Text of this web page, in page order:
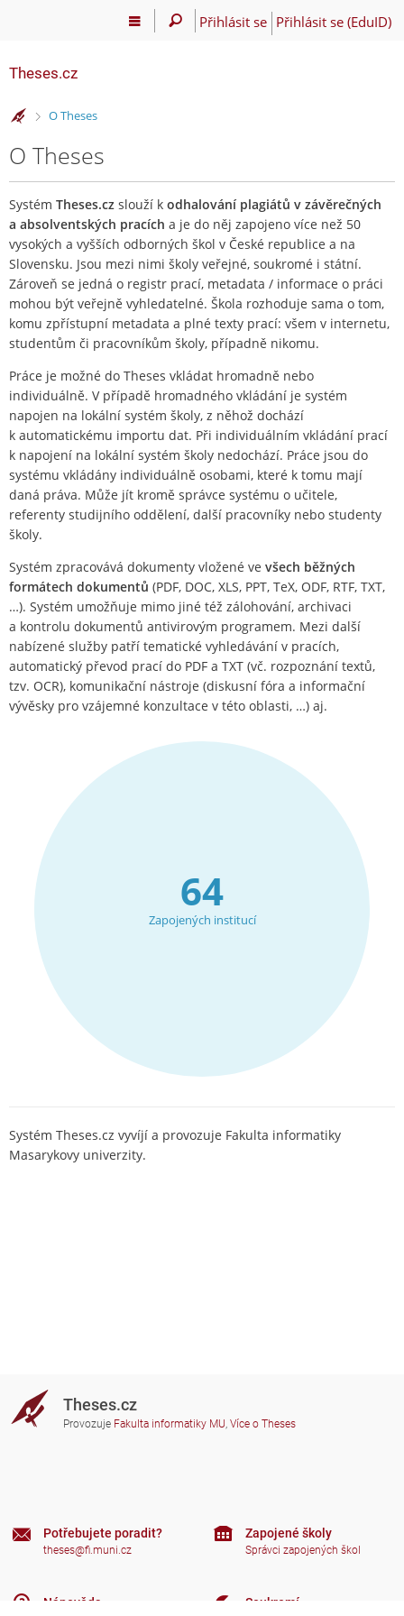
Přihlásit se Přihlásit se (EduID)
Theses.cz
>
O Theses
O Theses
Systém Theses.cz slouží k odhalování plagiátů v závěrečných
a absolventských pracích a je do něj zapojeno více než 50
vysokých a vyšších odborných škol v České republice a na
Slovensku. Jsou mezi nimi školy veřejné, soukromé i státní.
Zároveň se jedná o registr prací, metadata / informace o práci
mohou být veřejně vyhledatelné. Škola rozhoduje sama o tom,
komu zpřístupní metadata a plné texty prací: všem v internetu,
studentům či pracovníkům školy, případně nikomu.
Práce je možné do Theses vkládat hromadně nebo
individuálně. V případě hromadného vkládání je systém
napojen na lokální systém školy, z něhož dochází
k automatickému importu dat. Při individuálním vkládání prací
k napojení na lokální systém školy nedochází. Práce jsou do
systému vkládány individuálně osobami, které k tomu mají
daná práva. Může jít kromě správce systému o učitele,
referenty studijního oddělení, další pracovníky nebo studenty
školy.
Systém zpracovává dokumenty vložené ve všech běžných
formátech dokumentů (PDF, DOC, XLS, PPT, TeX, ODF, RTF, TXT,
…). Systém umožňuje mimo jiné též zálohování, archivaci
a kontrolu dokumentů antivirovým programem. Mezi další
nabízené služby patří tematické vyhledávání v pracích,
automatický převod prací do PDF a TXT (vč. rozpoznání textů,
tzv. OCR), komunikační nástroje (diskusní fóra a informační
vývěsky pro vzájemné konzultace v této oblasti, …) aj.
64
Zapojených institucí
Systém Theses.cz vyvíjí a provozuje Fakulta informatiky
Masarykovy univerzity.
Theses.cz
Provozuje Fakulta informatiky MU, Více o Theses
Potřebujete poradit?
theses@fi.muni.cz
Nápověda
Zapojené školy
Správci zapojených škol
Soukromí